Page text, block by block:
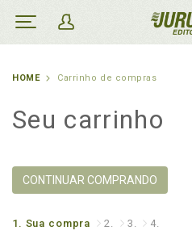
HOME Carrinho de compras
Seu carrinho
CONTINUAR COMPRANDO
1. Sua compra 2. 3. 4.